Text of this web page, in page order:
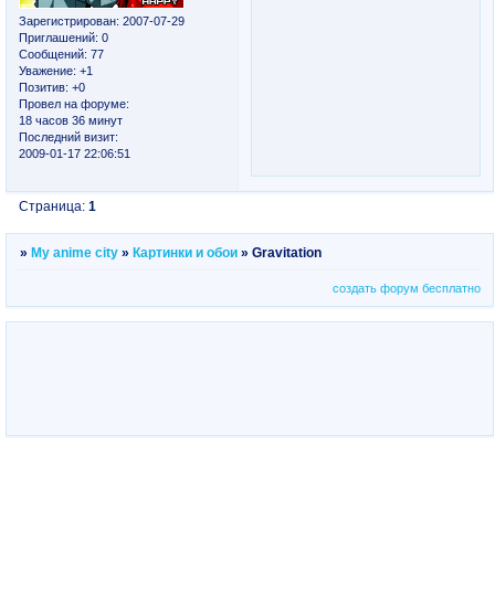
Зарегистрирован: 2007-07-29
Приглашений: 0
Сообщений: 77
Уважение: +1
Позитив: +0
Провел на форуме:
18 часов 36 минут
Последний визит:
2009-01-17 22:06:51
Страница:1
» My anime city » Картинки и обои »Gravitation
создать форум бесплатно